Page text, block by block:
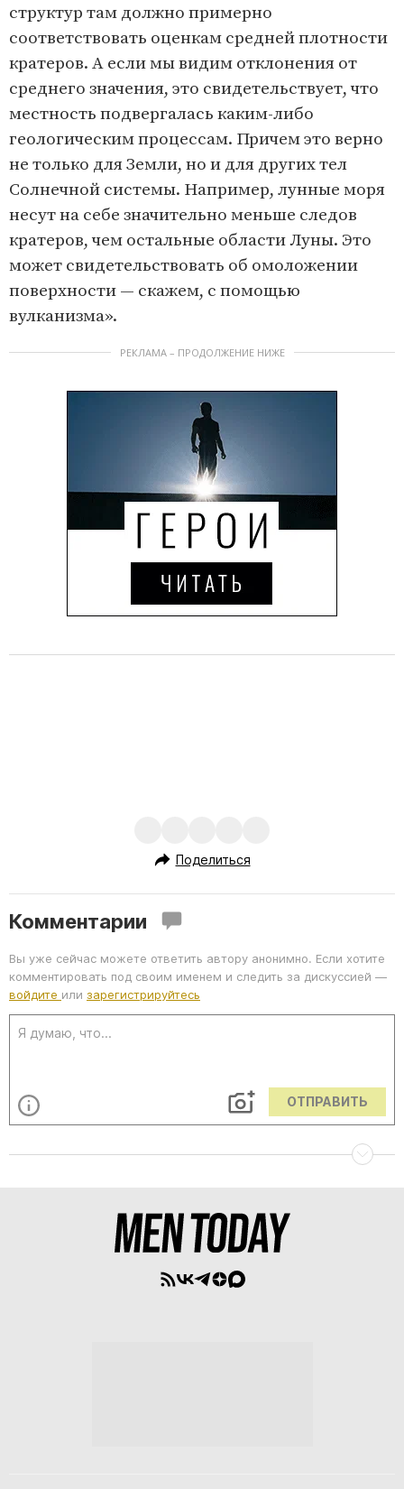
структур там должно примерно
соответствовать оценкам средней плотности
кратеров. А если мы видим отклонения от
среднего значения, это свидетельствует, что
местность подвергалась каким-либо
геологическим процессам. Причем это верно
не только для Земли, но и для других тел
Солнечной системы. Например, лунные моря
несут на себе значительно меньше следов
кратеров, чем остальные области Луны. Это
может свидетельствовать об омоложении
поверхности — скажем, с помощью
вулканизма».
РЕКЛАМА – ПРОДОЛЖЕНИЕ НИЖЕ
Поделиться
Комментарии
Вы уже сейчас можете ответить автору анонимно. Если хотите
комментировать под своим именем и следить за дискуссией —
войдите или зарегистрируйтесь
ОТПРАВИТЬ